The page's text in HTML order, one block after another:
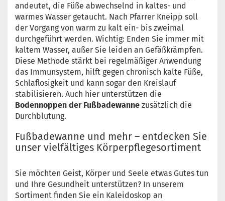
andeutet, die Füße abwechselnd in kaltes- und
warmes Wasser getaucht. Nach Pfarrer Kneipp soll
der Vorgang von warm zu kalt ein- bis zweimal
durchgeführt werden. Wichtig: Enden Sie immer mit
kaltem Wasser, außer Sie leiden an Gefäßkrämpfen.
Diese Methode stärkt bei regelmäßiger Anwendung
das Immunsystem, hilft gegen chronisch kalte Füße,
Schlaflosigkeit und kann sogar den Kreislauf
stabilisieren. Auch hier unterstützen die
Bodennoppen der Fußbadewanne zusätzlich die
Durchblutung.
Fußbadewanne und mehr – entdecken Sie
unser vielfältiges Körperpflegesortiment
Sie möchten Geist, Körper und Seele etwas Gutes tun
und Ihre Gesundheit unterstützen? In unserem
Sortiment finden Sie ein Kaleidoskop an